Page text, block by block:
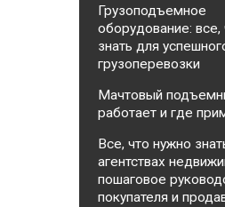
Грузоподъемное
оборудование: все,
знать для
грузоперевозки
Мачтовый
работает и где
Все, что нужно
агентствах
пошаговое
покупателя и